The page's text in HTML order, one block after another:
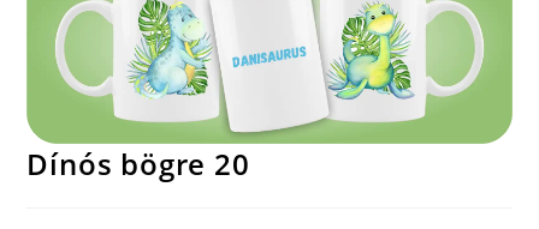
Dínós bögre 20